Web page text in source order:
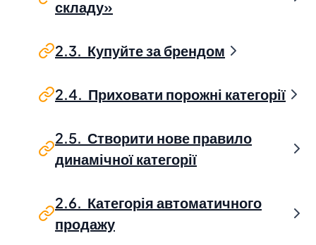
складу»
2.3. Купуйте за брендом
2.4. Приховати порожні категорії
2.5. Створити нове правило
динамічної категорії
2.6. Категорія автоматичного
продажу